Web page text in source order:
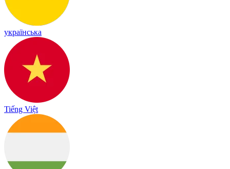
українська
Tiếng Việt